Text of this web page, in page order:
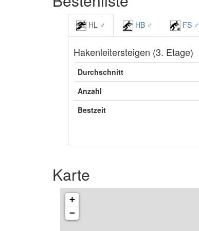
HL ♂ HB ♂ FS ♂
Hakenleitersteigen (3. Etage)
Durchschnitt
Anzahl
Bestzeit
Karte
+
−